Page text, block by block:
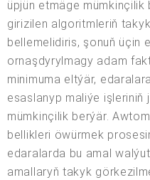
üpjün etmäge
girizilen algoritmleriň
bellemelidiris, şonuň üçin
ornaşdyrylmagy adam
minimuma eltýär,
esaslanyp maliýe işleriniň
mümkinçilik berýär.
bellikleri öwürmek
edaralarda bu amal
amallaryň takyk